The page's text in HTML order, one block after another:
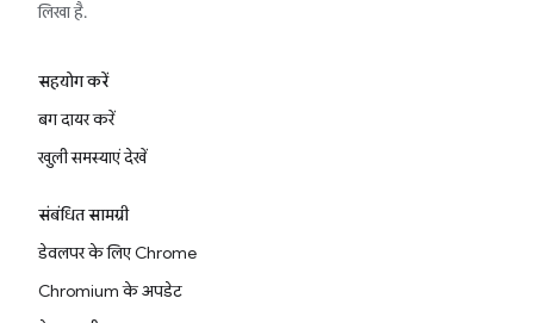
लिखा है.
सहयोग करें
बग दायर करें
खुली समस्याएं देखें
संबंधित सामग्री
डेवलपर के लिए Chrome
Chromium के अपडेट